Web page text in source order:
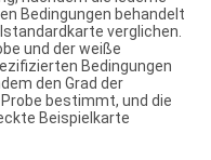
Bedingungen behandelt
verglichen.
und der weiße
Bedingungen
den Grad der
bestimmt, und die
Beispielkarte